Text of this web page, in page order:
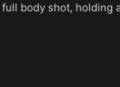
body shot,